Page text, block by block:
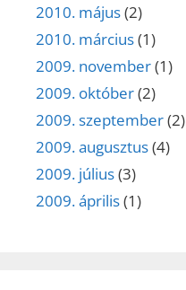
2010. május(2)
2010. március(1)
2009. november(1)
2009. október(2)
2009. szeptember(2)
2009. augusztus(4)
2009. július(3)
2009. április(1)